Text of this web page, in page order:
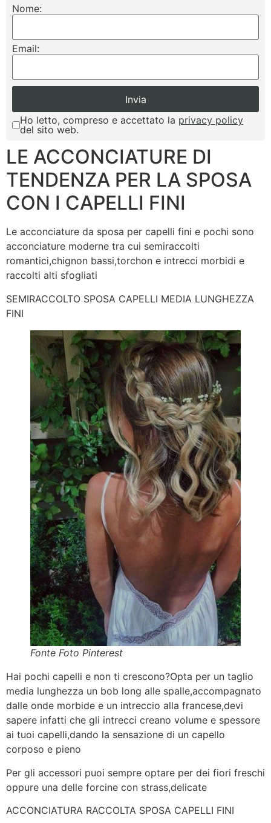
Nome:
Email:
Ho letto, compreso e accettato la privacy policy
del sito web.
LE ACCONCIATURE DI
TENDENZA PER LA SPOSA
CON I CAPELLI FINI
Le acconciature da sposa per capelli fini e pochi sono
acconciature moderne tra cui semiraccolti
romantici,chignon bassi,torchon e intrecci morbidi e
raccolti alti sfogliati
SEMIRACCOLTO SPOSA CAPELLI MEDIA LUNGHEZZA
FINI
Fonte Foto Pinterest
Hai pochi capelli e non ti crescono?Opta per un taglio
media lunghezza un bob long alle spalle,accompagnato
dalle onde morbide e un intreccio alla francese,devi
sapere infatti che gli intrecci creano volume e spessore
ai tuoi capelli,dando la sensazione di un capello
corposo e pieno
Per gli accessori puoi sempre optare per dei fiori freschi
oppure una delle forcine con strass,delicate
ACCONCIATURA RACCOLTA SPOSA CAPELLI FINI